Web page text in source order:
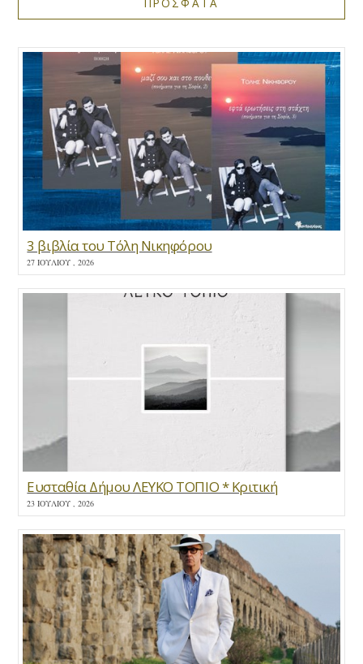
ΠΡΟΣΦΑΤΑ
3 βιβλία του Τόλη Νικηφόρου
27 ΙΟΥΛΊΟΥ , 2026
Ευσταθία Δήμου ΛΕΥΚΟ ΤΟΠΙΟ * Κριτική
23 ΙΟΥΛΊΟΥ , 2026